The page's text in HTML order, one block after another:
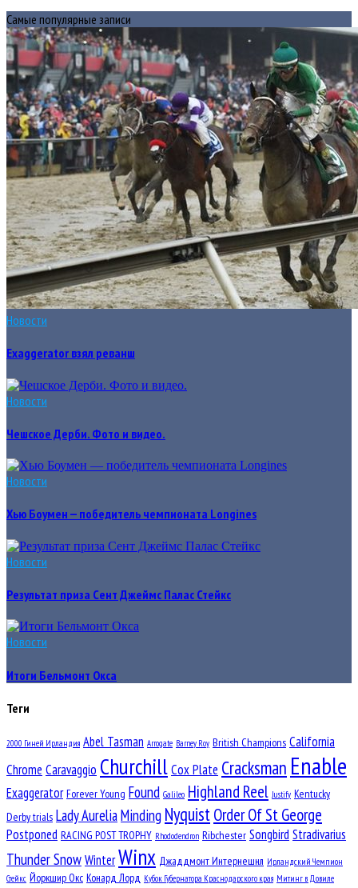
Самые популярные записи
Новости
Exaggerator взял реванш
Новости
Чешское Дерби. Фото и видео.
Новости
Хью Боумен — победитель чемпионата Longines
Новости
Результат приза Сент Джеймс Палас Стейкс
Новости
Итоги Бельмонт Окса
Теги
2000 Гиней Ирландия Abel Tasman Arrogate Barney Roy British Champions California
Chrome Caravaggio ChurchillCox Plate Cracksman Enable
Exaggerator Forever Young Found Galileo Highland Reel Justify Kentucky
Derby trials Lady AureliaMinding NyquistOrder Of St George
Postponed RACING POST TROPHY Rhododendron Ribchester Songbird Stradivarius
Thunder SnowWinterWinx Джаддмонт Интернешнл Ирландский Чемпион
Стейкс Йоркшир Окс Конард Лорд Кубок Губернатора Краснодарского края Митинг в Довиле